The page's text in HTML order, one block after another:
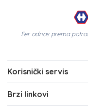
Fer odnos prema
Korisnički servis
Brzi linkovi